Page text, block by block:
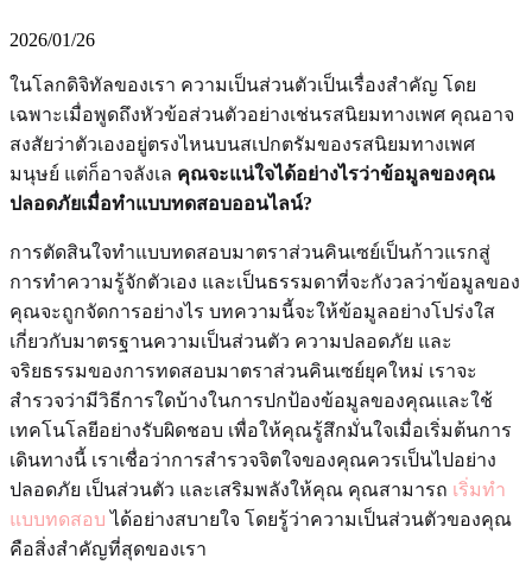
2026/01/26
ในโลกดิจิทัลของเรา ความเป็นส่วนตัวเป็นเรื่องสำคัญ โดย
เฉพาะเมื่อพูดถึงหัวข้อส่วนตัวอย่างเช่นรสนิยมทางเพศ คุณอาจ
สงสัยว่าตัวเองอยู่ตรงไหนบนสเปกตรัมของรสนิยมทางเพศ
มนุษย์ แต่ก็อาจลังเล คุณจะแน่ใจได้อย่างไรว่าข้อมูลของคุณ
ปลอดภัยเมื่อทำแบบทดสอบออนไลน์?
การตัดสินใจทำแบบทดสอบมาตราส่วนคินเซย์เป็นก้าวแรกสู่
การทำความรู้จักตัวเอง และเป็นธรรมดาที่จะกังวลว่าข้อมูลของ
คุณจะถูกจัดการอย่างไร บทความนี้จะให้ข้อมูลอย่างโปร่งใส
เกี่ยวกับมาตรฐานความเป็นส่วนตัว ความปลอดภัย และ
จริยธรรมของการทดสอบมาตราส่วนคินเซย์ยุคใหม่ เราจะ
สำรวจว่ามีวิธีการใดบ้างในการปกป้องข้อมูลของคุณและใช้
เทคโนโลยีอย่างรับผิดชอบ เพื่อให้คุณรู้สึกมั่นใจเมื่อเริ่มต้นการ
เดินทางนี้ เราเชื่อว่าการสำรวจจิตใจของคุณควรเป็นไปอย่าง
ปลอดภัย เป็นส่วนตัว และเสริมพลังให้คุณ คุณสามารถ เริ่มทำ
แบบทดสอบ ได้อย่างสบายใจ โดยรู้ว่าความเป็นส่วนตัวของคุณ
คือสิ่งสำคัญที่สุดของเรา